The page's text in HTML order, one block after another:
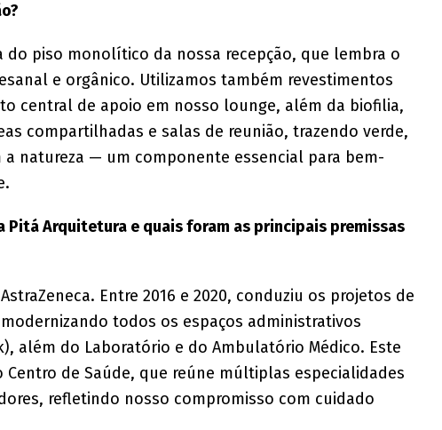
piso monolítico da nossa recepção, que lembra o
e orgânico. Utilizamos também revestimentos
central de apoio em nosso lounge, além da biofilia,
compartilhadas e salas de reunião, trazendo verde,
natureza — um componente essencial para bem-
Pitá Arquitetura e quais foram as principais premissas
Entre 2016 e 2020, conduziu os projetos de
todos os espaços administrativos
além do Laboratório e do Ambulatório Médico. Este
de Saúde, que reúne múltiplas especialidades
refletindo nosso compromisso com cuidado